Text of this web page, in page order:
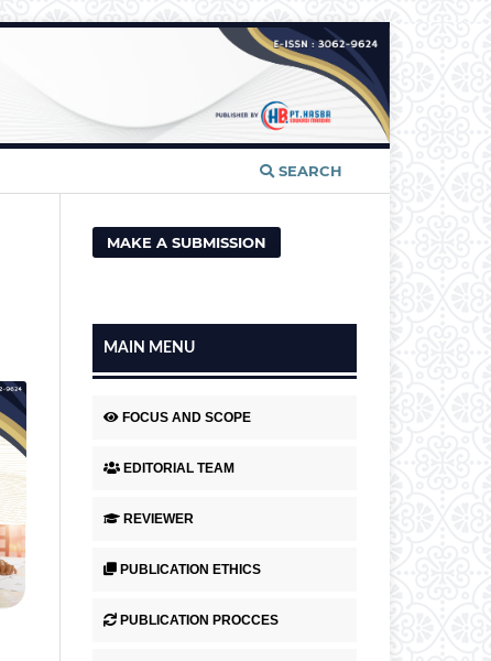
SEARCH
MAKE A SUBMISSION
MAIN MENU
FOCUS AND SCOPE
EDITORIAL TEAM
REVIEWER
PUBLICATION ETHICS
PUBLICATION PROCCES